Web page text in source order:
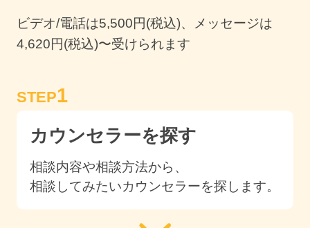
ビデオ/電話は5,500円(税込)、メッセージは
4,620円(税込)〜受けられます
STEP1
カウンセラーを探す
相談内容や相談方法から、
相談してみたいカウンセラーを探します。